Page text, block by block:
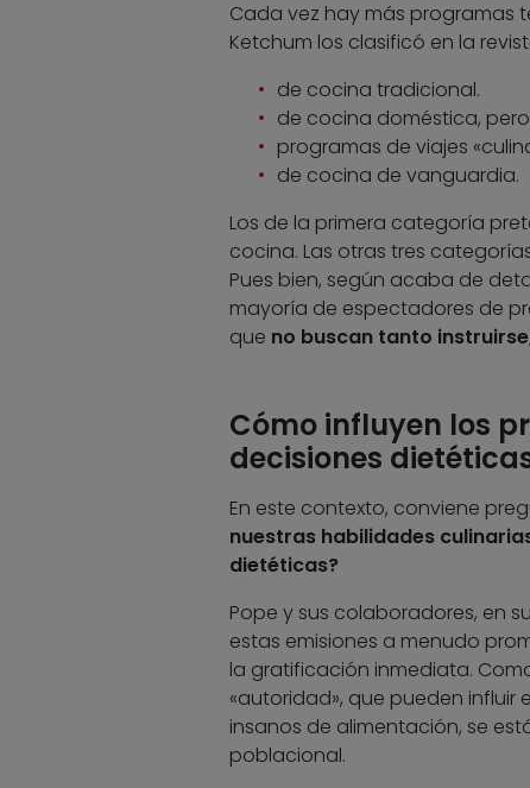
Cada vez hay más programas
Ketchum los clasificó en la
de cocina tradicional.
de cocina doméstica,
programas de viajes
de cocina de vanguardia.
Los de la primera categoría
cocina. Las otras tres
Pues bien, según acaba de
mayoría de espectadores de
que no buscan tanto
Cómo influyen los
decisiones
En este contexto, conviene
nuestras habilidades
dietéticas?
Pope y sus colaboradores, en
estas emisiones a menudo
la gratificación inmediata.
«autoridad», que pueden
insanos de alimentación, se
poblacional.